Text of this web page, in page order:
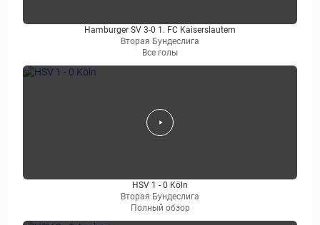
Hamburger SV 3-0 1. FC Kaiserslautern
Вторая Бундеслига
Все голы
HSV 1 - 0 Köln
Вторая Бундеслига
Полный обзор